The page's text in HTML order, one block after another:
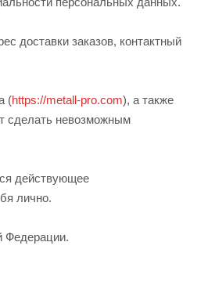
доставки заказов, контактный
(https://metall-pro.com), а также
сделать невозможным
действующее
лично.
Федерации.